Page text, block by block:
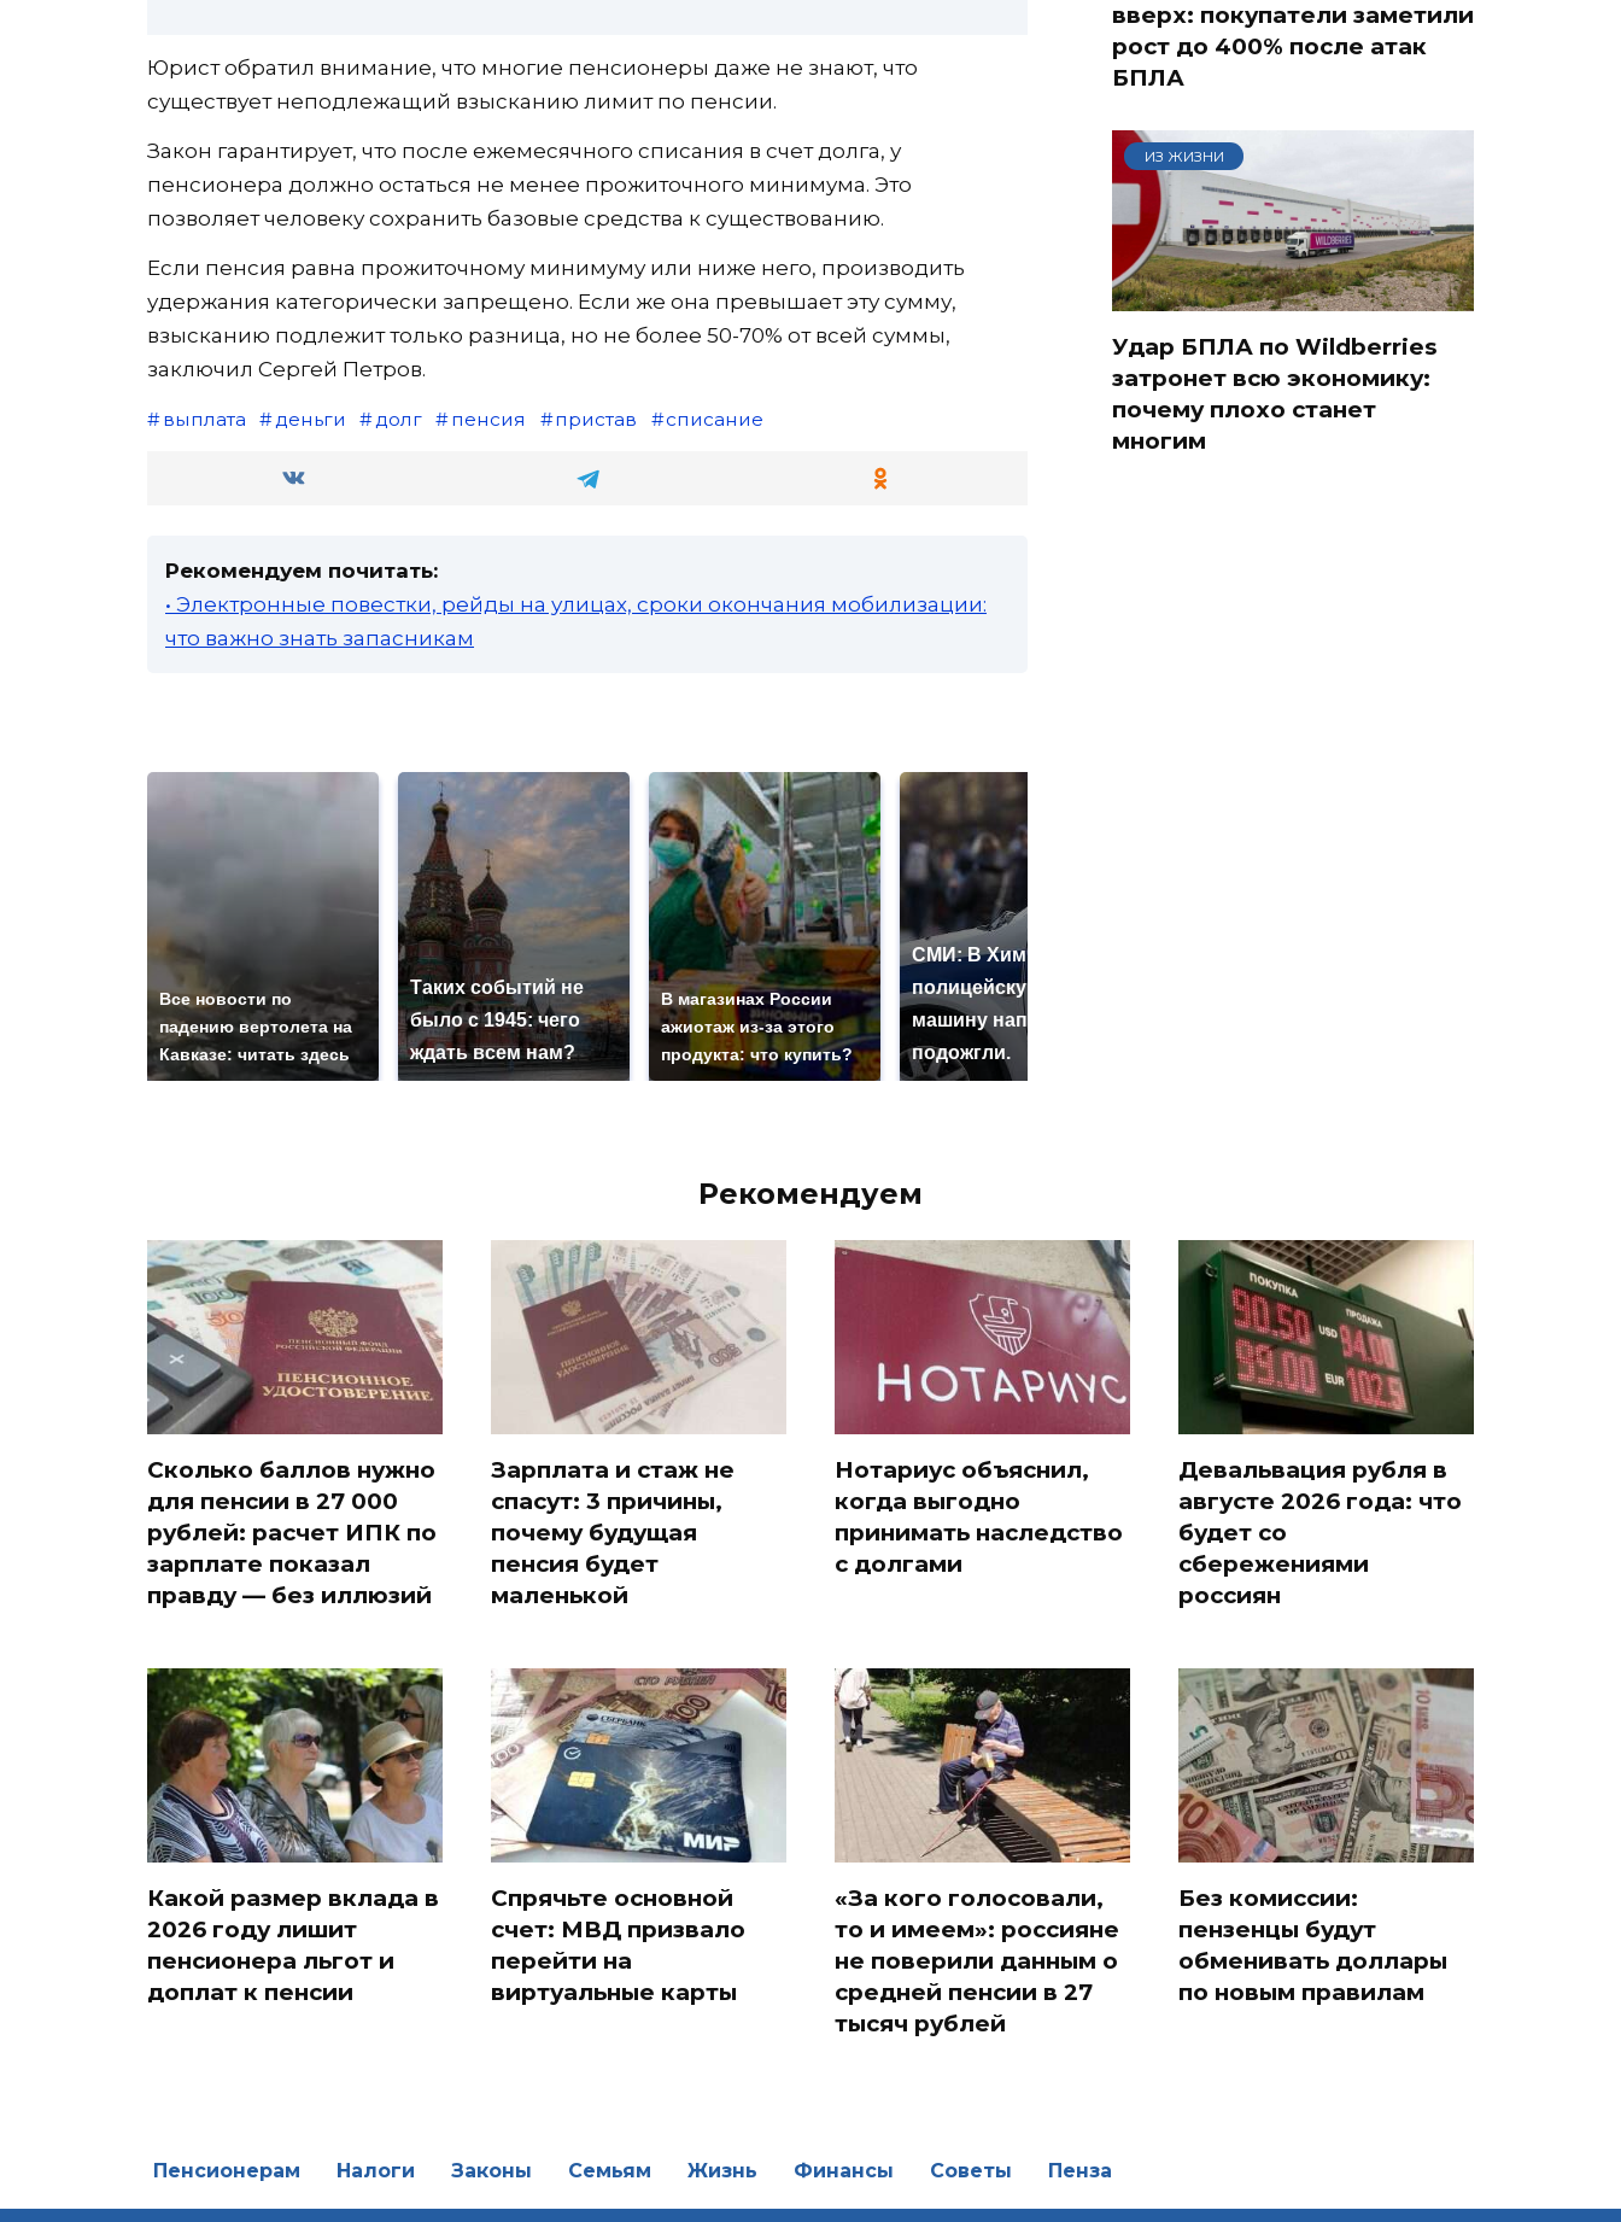
Юрист обратил внимание, что многие пенсионеры даже не знают, что
существует неподлежащий взысканию лимит по пенсии.
Закон гарантирует, что после ежемесячного списания в счет долга, у
пенсионера должно остаться не менее прожиточного минимума. Это
позволяет человеку сохранить базовые средства к существованию.
Если пенсия равна прожиточному минимуму или ниже него, производить
удержания категорически запрещено. Если же она превышает эту сумму,
взысканию подлежит только разница, но не более 50-70% от всей суммы,
заключил Сергей Петров.
выплата деньги долг пенсия пристав списание
Рекомендуем почитать:
• Электронные повестки, рейды на улицах, сроки окончания мобилизации:
что важно знать запасникам
Все новости по
падению вертолета на
Кавказе: читать здесь
Таких событий не
было с 1945: чего
ждать всем нам?
В магазинах России
ажиотаж из-за этого
продукта: что купить?
СМИ: В Химках на
полицейскую
машину напали и
подожгли.
вверх: покупатели заметили
рост до 400% после атак
БПЛА
ИЗ ЖИЗНИ
Удар БПЛА по Wildberries
затронет всю экономику:
почему плохо станет
многим
Рекомендуем
Сколько баллов нужно
для пенсии в 27 000
рублей: расчет ИПК по
зарплате показал
правду — без иллюзий
Зарплата и стаж не
спасут: 3 причины,
почему будущая
пенсия будет
маленькой
Нотариус объяснил,
когда выгодно
принимать наследство
с долгами
Девальвация рубля в
августе 2026 года: что
будет со
сбережениями
россиян
Какой размер вклада в
2026 году лишит
пенсионера льгот и
доплат к пенсии
Спрячьте основной
счет: МВД призвало
перейти на
виртуальные карты
«За кого голосовали,
то и имеем»: россияне
не поверили данным о
средней пенсии в 27
тысяч рублей
Без комиссии:
пензенцы будут
обменивать доллары
по новым правилам
Пенсионерам Налоги Законы Семьям Жизнь Финансы Советы Пенза